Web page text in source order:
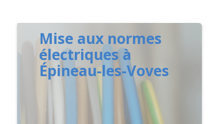
Mise aux normes
électriques à
Épineau-les-Voves